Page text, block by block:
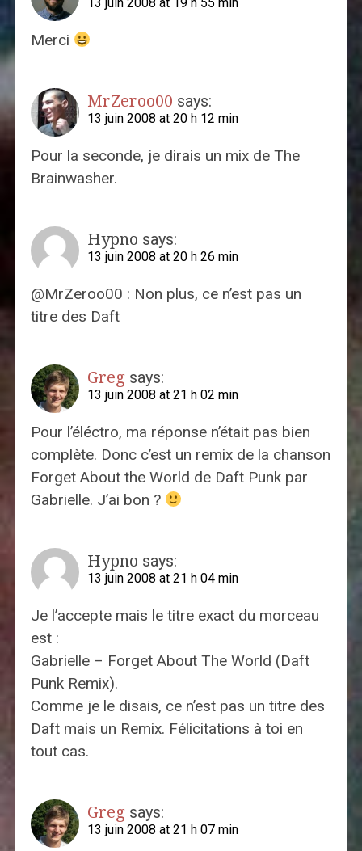
Merci
MrZeroo00 says:
13 juin 2008 at 20 h 12 min
Pour la seconde, je dirais un mix de The
Brainwasher.
Hypno says:
13 juin 2008 at 20 h 26 min
@MrZeroo00 : Non plus, ce n’est pas un
titre des Daft
Greg says:
13 juin 2008 at 21 h 02 min
Pour l’éléctro, ma réponse n’était pas bien
complète. Donc c’est un remix de la chanson
Forget About the World de Daft Punk par
Gabrielle. J’ai bon ?
Hypno says:
13 juin 2008 at 21 h 04 min
Je l’accepte mais le titre exact du morceau
est :
Gabrielle – Forget About The World (Daft
Punk Remix).
Comme je le disais, ce n’est pas un titre des
Daft mais un Remix. Félicitations à toi en
tout cas.
Greg says:
13 juin 2008 at 21 h 07 min